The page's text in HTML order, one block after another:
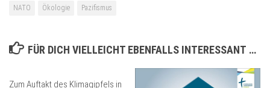
NATO
Ökologie Pazifismus
FÜR DICH VIELLEICHT EBENFALLS INTERESSANT …
Zum Auftakt des Klimagipfels in